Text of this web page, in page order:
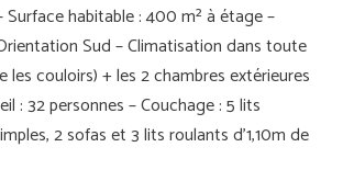
habitable : 400 m² à étage –
Sud – Climatisation dans toute
les couloirs) + les 2 chambres extérieures
: 32 personnes – Couchage : 5 lits
2 sofas et 3 lits roulants d’1,10m de